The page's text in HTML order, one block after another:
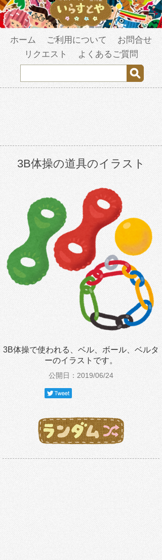
ホーム ご利用について
お問合せ
リクエスト
よくあるご質問
3B体操の道具のイラスト
3B体操で使われる、ベル、ボール、ベルタ
ーのイラストです。
公開日：2019/06/24